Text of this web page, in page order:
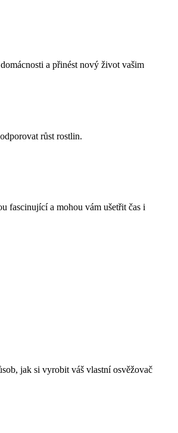
a přinést nový život vašim
růst rostlin.
fascinující a mohou vám ušetřit čas i
jak si vyrobit váš vlastní osvěžovač